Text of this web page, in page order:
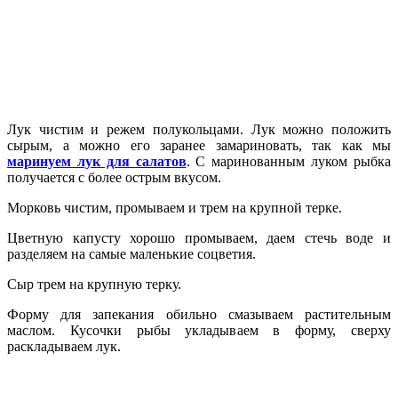
Лук чистим и режем полукольцами. Лук можно положить
сырым, а можно его заранее замариновать, так как мы
маринуем лук для салатов. С маринованным луком рыбка
получается с более острым вкусом.
Морковь чистим, промываем и трем на крупной терке.
Цветную капусту хорошо промываем, даем стечь воде и
разделяем на самые маленькие соцветия.
Сыр трем на крупную терку.
Форму для запекания обильно смазываем растительным
маслом. Кусочки рыбы укладываем в форму, сверху
раскладываем лук.